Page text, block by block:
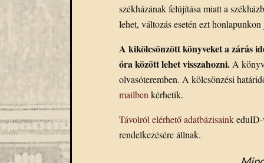
székházának felújítása miatt a
lehet, változás esetén ezt
A kikölcsönzött könyveket a zárás
óra között lehet visszahozni. A
olvasóteremben. A kölcsönzési
mailben kérhetik.
Távolról elérhető adatbázisainkeduID-
rendelkezésére állnak.